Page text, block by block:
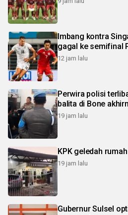
Imbang kontra
gagal ke semifinal
12 jam lalu
Perwira polisi
balita di Bone
19 jam lalu
KPK geledah
19 jam lalu
Gubernur Sulsel